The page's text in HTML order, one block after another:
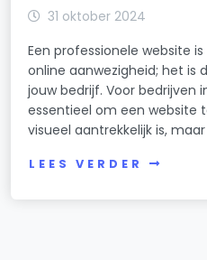
31 oktober 2024
Een professionele website
online aanwezigheid; het is
jouw bedrijf. Voor bedrijven
essentieel om een website
visueel aantrekkelijk is,
LEES VERDER